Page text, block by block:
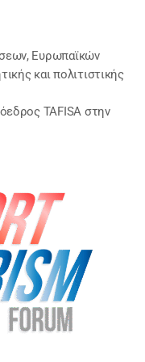
Ευρωπαϊκών
και πολιτιστικής
TAFISA στην